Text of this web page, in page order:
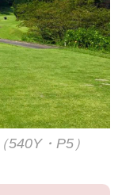
・P5）